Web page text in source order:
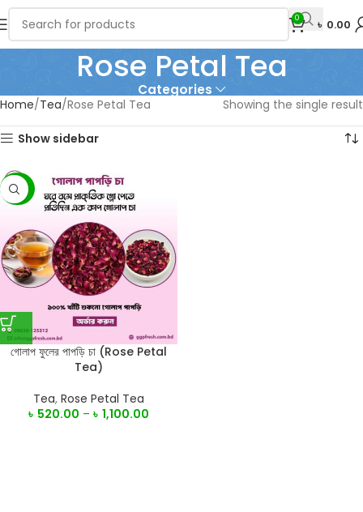
0 ৳ 0.00
Rose Petal Tea
Categories
Home Tea Rose Petal Tea Showing the single result
Show sidebar
-20%
গোলাপ ফুলের পাপড়ি চা (Rose Petal
Tea)
Tea, Rose Petal Tea
৳ 520.00 – ৳ 1,100.00